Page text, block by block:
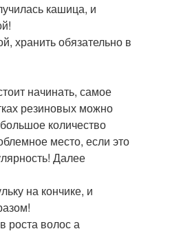
кашица, и
хранить обязательно в
начинать, самое
резиновых можно
количество
место, если это
Далее
на кончике, и
роста волос а